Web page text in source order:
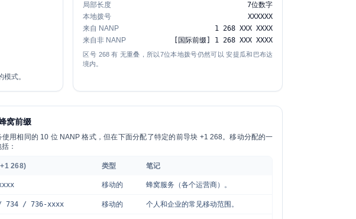
式。
局部长度
7位数字
本地拨号
XXXXXX
来自 NANP
1 268 XXX XXXX
来自非 NANP
[国际前缀] 1 268 XXX XXXX
区号 268 有 无重叠 ，所以7位本地拨号仍然可以 安提瓜和巴布达
境内。
窝前缀
使用相同的 10 位 NANP 格式，但在下面分配了特定的前导块 +1 268。移动分配的一
：
268) 类型 笔记
移动的 蜂窝服务（各个运营商）。
734 / 736-xxxx 移动的 个人和企业的常见移动范围。